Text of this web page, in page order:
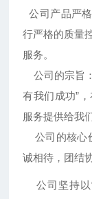
公司产品严
行严格的质量
服务。
公司的宗旨
有我们成功”
服务提供给我
公司的核心
诚相待，团结
公司坚持以